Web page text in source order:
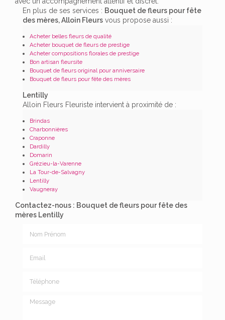
En plus de ses services : Bouquet de fleurs pour fête
des mères, Alloin Fleurs vous propose aussi :
Acheter belles fleurs de qualité
Acheter bouquet de fleurs de prestige
Acheter compositions florales de prestige
Bon artisan fleursite
Bouquet de fleurs original pour anniversaire
Bouquet de fleurs pour fête des mères
Lentilly
Alloin Fleurs Fleuriste intervient à proximité de :
Brindas
Charbonnières
Craponne
Dardilly
Domarin
Grézieu-la-Varenne
La Tour-de-Salvagny
Lentilly
Vaugneray
Contactez-nous : Bouquet de fleurs pour fête des
mères Lentilly
Message